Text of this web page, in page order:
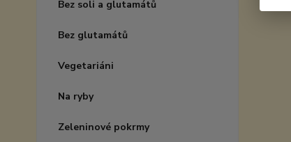
Bez soli a glutamátů
Bez glutamátů
Vegetariáni
Na ryby
Zeleninové pokrmy